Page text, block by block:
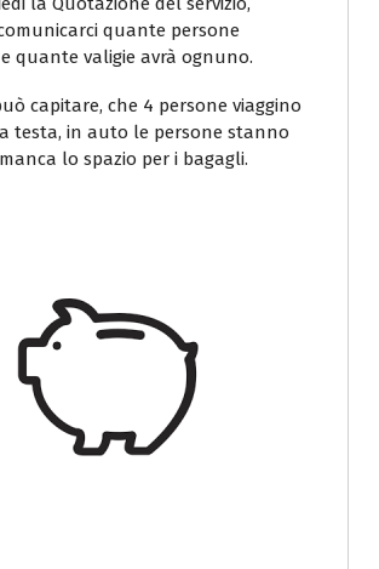
quante persone
quante valigie avrà ognuno.
capitare, che 4 persone viaggino
testa, in auto le persone stanno
lo spazio per i bagagli.